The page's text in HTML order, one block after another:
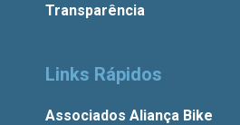
Transparência
Links Rápidos
Associados Aliança Bike